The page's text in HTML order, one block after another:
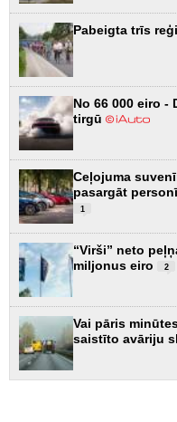
Pabeigta trīs
No 66 000 eiro -
tirgū
Ceļojuma
pasargāt
1
“Virši” neto
miljonus eiro
2
Vai pāris
saistīto avāriju